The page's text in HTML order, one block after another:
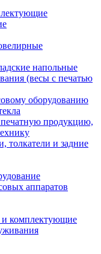
напольные
(весы с печатью
оборудованию
продукцию,
толкатели и задние
аппаратов
и комплектующие